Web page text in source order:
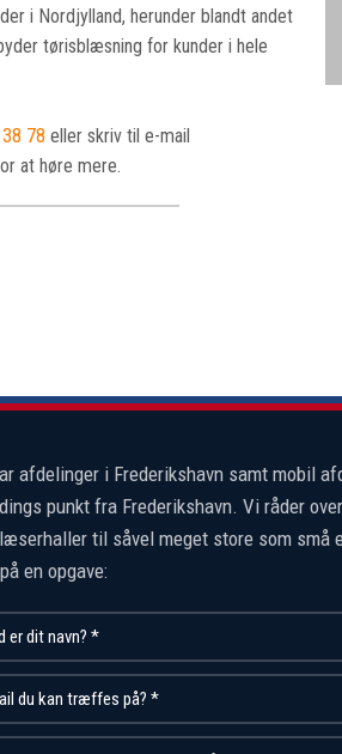
i Nordjylland, herunder blandt andet
tørisblæsning for kunder i hele
78 eller skriv til e-mail
at høre mere.
afdelinger i Frederikshavn samt mobil
punkt fra Frederikshavn. Vi råder
til såvel meget store som små
en opgave: